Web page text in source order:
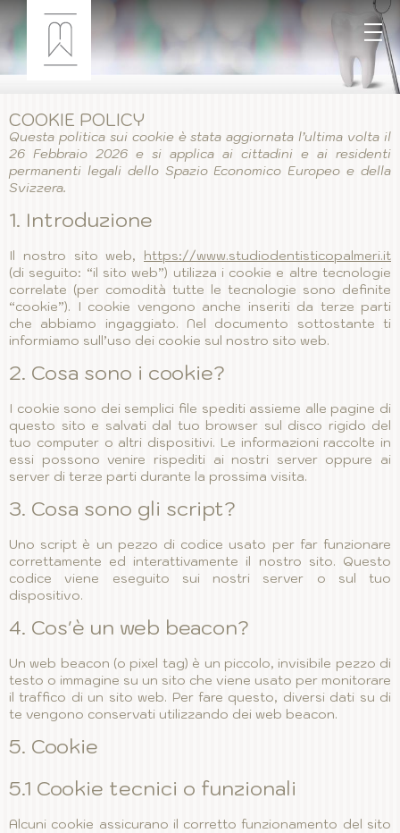
COOKIE POLICY
Questa politica sui cookie è stata aggiornata l’ultima volta il
26 Febbraio 2026 e si applica ai cittadini e ai residenti
permanenti legali dello Spazio Economico Europeo e della
Svizzera.
1. Introduzione
Il nostro sito web, https://www.studiodentisticopalmeri.it
(di seguito: “il sito web”) utilizza i cookie e altre tecnologie
correlate (per comodità tutte le tecnologie sono definite
“cookie”). I cookie vengono anche inseriti da terze parti
che abbiamo ingaggiato. Nel documento sottostante ti
informiamo sull’uso dei cookie sul nostro sito web.
2. Cosa sono i cookie?
I cookie sono dei semplici file spediti assieme alle pagine di
questo sito e salvati dal tuo browser sul disco rigido del
tuo computer o altri dispositivi. Le informazioni raccolte in
essi possono venire rispediti ai nostri server oppure ai
server di terze parti durante la prossima visita.
3. Cosa sono gli script?
Uno script è un pezzo di codice usato per far funzionare
correttamente ed interattivamente il nostro sito. Questo
codice viene eseguito sui nostri server o sul tuo
dispositivo.
4. Cos'è un web beacon?
Un web beacon (o pixel tag) è un piccolo, invisibile pezzo di
testo o immagine su un sito che viene usato per monitorare
il traffico di un sito web. Per fare questo, diversi dati su di
te vengono conservati utilizzando dei web beacon.
5. Cookie
5.1 Cookie tecnici o funzionali
Alcuni cookie assicurano il corretto funzionamento del sito